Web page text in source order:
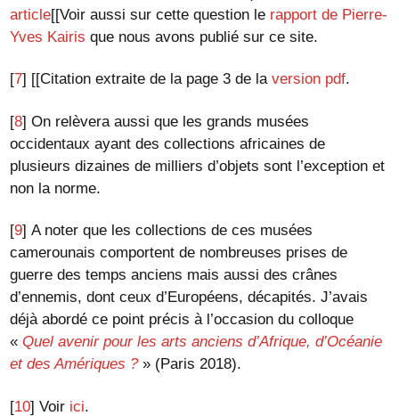
article[[Voir aussi sur cette question le rapport de Pierre-
Yves Kairis que nous avons publié sur ce site.
[7] [[Citation extraite de la page 3 de laversion pdf.
[8]On relèvera aussi que les grands musées
occidentaux ayant des collections africaines de
plusieurs dizaines de milliers d’objets sont l’exception et
non la norme.
[9]A noter que les collections de ces musées
camerounais comportent de nombreuses prises de
guerre des temps anciens mais aussi des crânes
d’ennemis, dont ceux d’Européens, décapités. J’avais
déjà abordé ce point précis à l’occasion du colloque
«Quel avenir pour les arts anciens d’Afrique, d’Océanie
et des Amériques ?» (Paris 2018).
[10]Voir ici.